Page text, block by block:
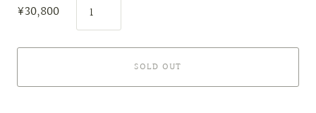
¥30,800
SOLD OUT